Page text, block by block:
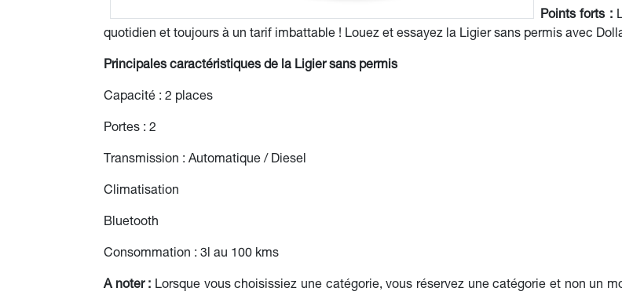
Points forts :
quotidien et toujours à un tarif imbattable ! Louez et essayez la Ligier sans permis avec
Principales caractéristiques de la Ligier sans permis
Capacité : 2 places
Portes : 2
Transmission : Automatique / Diesel
Climatisation
Bluetooth
Consommation : 3l au 100 kms
A noter : Lorsque vous choisissiez une catégorie, vous réservez une catégorie et non un